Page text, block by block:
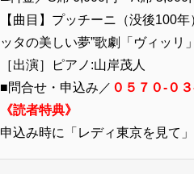
【曲目】プッチーニ（没後100
ッタの美しい夢”歌劇「ヴィッリ
［出演］ピアノ:山岸茂人
■問合せ・申込み／ ０５７０-０
《読者特典》
申込み時に「レディ東京を見て